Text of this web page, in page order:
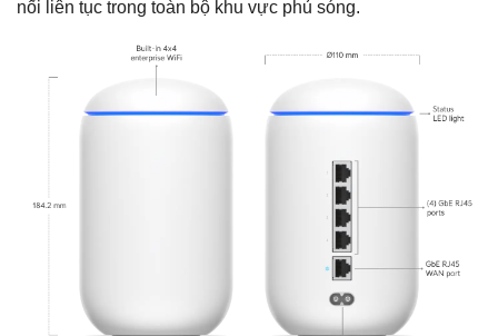
nối liên tục trong toàn bộ khu vực phủ sóng.